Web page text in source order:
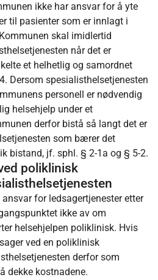
ikke har ansvar for å yte
til pasienter som er innlagt i
skal imidlertid
når det er
et helhetlig og samordnet
Dersom spesialisthelsetjenesten
personell er nødvendig
helsehjelp under et
derfor bistå så langt det er
som bærer det
bistand, jf. sphl. § 2-1a og § 5-2.
poliklinisk
for ledsagertjenester etter
ikke av om
helsehjelpen poliklinisk. Hvis
ved en poliklinisk
derfor som
dekke kostnadene.